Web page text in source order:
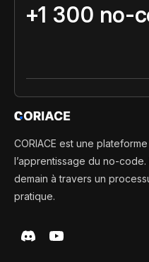
+1 300 no-
CORIACE est une
l’apprentissage du no-
demain à travers un
pratique.